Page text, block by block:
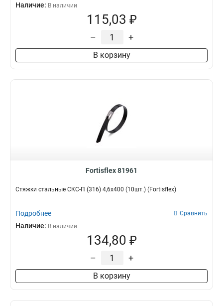
Наличие: В наличии
115,03 ₽
– +
В корзину
Fortisflex 81961
Стяжки стальные СКС-П (316) 4,6x400 (10шт.) (Fortisflex)
Подробнее Сравнить
Наличие: В наличии
134,80 ₽
– +
В корзину